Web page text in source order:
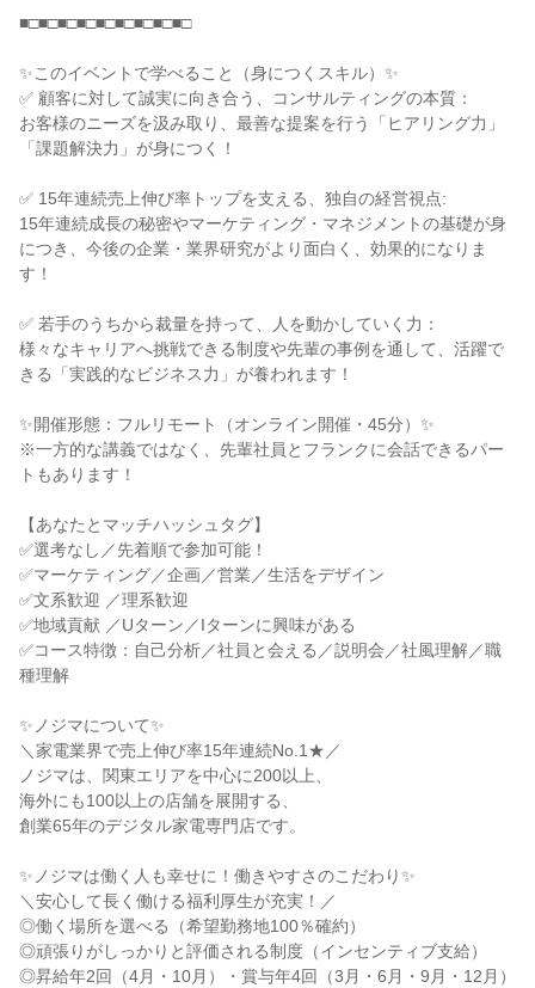
■□■□■□■□■□■□■□■□■□
✨このイベントで学べること（身につくスキル）✨
✅ 顧客に対して誠実に向き合う、コンサルティングの本質：
お客様のニーズを汲み取り、最善な提案を行う「ヒアリング力」
「課題解決力」が身につく！
✅ 15年連続売上伸び率トップを支える、独自の経営視点:
15年連続成長の秘密やマーケティング・マネジメントの基礎が身
につき、今後の企業・業界研究がより面白く、効果的になりま
す！
✅ 若手のうちから裁量を持って、人を動かしていく力：
様々なキャリアへ挑戦できる制度や先輩の事例を通して、活躍で
きる「実践的なビジネス力」が養われます！
✨開催形態：フルリモート（オンライン開催・45分）✨
※一方的な講義ではなく、先輩社員とフランクに会話できるパー
トもあります！
【あなたとマッチハッシュタグ】
✅選考なし／先着順で参加可能！
✅マーケティング／企画／営業／生活をデザイン
✅文系歓迎 ／理系歓迎
✅地域貢献 ／Uターン／Iターンに興味がある
✅コース特徴：自己分析／社員と会える／説明会／社風理解／職
種理解
✨ノジマについて✨
＼家電業界で売上伸び率15年連続No.1★／
ノジマは、関東エリアを中心に200以上、
海外にも100以上の店舗を展開する、
創業65年のデジタル家電専門店です。
✨ノジマは働く人も幸せに！働きやすさのこだわり✨
＼安心して長く働ける福利厚生が充実！／
◎働く場所を選べる（希望勤務地100％確約）
◎頑張りがしっかりと評価される制度（インセンティブ支給）
◎昇給年2回（4月・10月）・賞与年4回（3月・6月・9月・12月）